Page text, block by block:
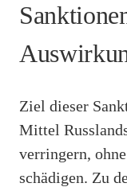
Ziel dieser
Mittel
verringern,
schädigen. Zu